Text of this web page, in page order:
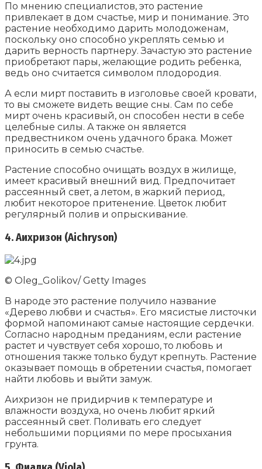
По мнению специалистов, это растение
привлекает в дом счастье, мир и понимание. Это
растение необходимо дарить молодоженам,
поскольку оно способно укреплять семью и
дарить верность партнеру. Зачастую это растение
приобретают пары, желающие родить ребенка,
ведь оно считается символом плодородия.
А если мирт поставить в изголовье своей кровати,
то вы сможете видеть вещие сны. Сам по себе
мирт очень красивый, он способен нести в себе
целебные силы. А также он является
предвестником очень удачного брака. Может
приносить в семью счастье.
Растение способно очищать воздух в жилище,
имеет красивый внешний вид. Предпочитает
рассеянный свет, а летом, в жаркий период,
любит некоторое притенение. Цветок любит
регулярный полив и опрыскивание.
4. Аихризон (Aichryson)
© Oleg_Golikov/ Getty Images
В народе это растение получило название
«Дерево любви и счастья». Его мясистые листочки
формой напоминают самые настоящие сердечки.
Согласно народным преданиям, если растение
растет и чувствует себя хорошо, то любовь и
отношения также только будут крепнуть. Растение
оказывает помощь в обретении счастья, помогает
найти любовь и выйти замуж.
Аихризон не придирчив к температуре и
влажности воздуха, но очень любит яркий
рассеянный свет. Поливать его следует
небольшими порциями по мере просыхания
грунта.